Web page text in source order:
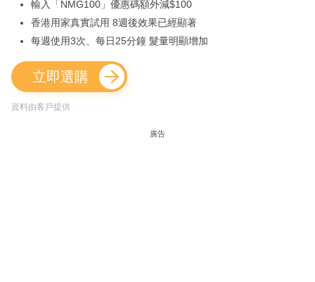
輸入「NMG100」優惠碼額外減$100
香港用家真實試用 8週後效果已經顯著
每週使用3次、每日25分鐘 髮量明顯增加
立即選購
資料由客戶提供
廣告